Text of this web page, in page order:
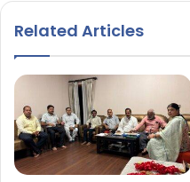
Related Articles